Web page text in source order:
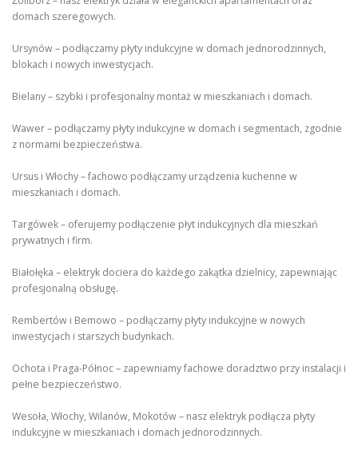
domach szeregowych.
Ursynów – podłączamy płyty indukcyjne w domach jednorodzinnych,
blokach i nowych inwestycjach.
Bielany – szybki i profesjonalny montaż w mieszkaniach i domach.
Wawer – podłączamy płyty indukcyjne w domach i segmentach, zgodnie
z normami bezpieczeństwa.
Ursus i Włochy – fachowo podłączamy urządzenia kuchenne w
mieszkaniach i domach.
Targówek – oferujemy podłączenie płyt indukcyjnych dla mieszkań
prywatnych i firm.
Białołęka – elektryk dociera do każdego zakątka dzielnicy, zapewniając
profesjonalną obsługę.
Rembertów i Bemowo – podłączamy płyty indukcyjne w nowych
inwestycjach i starszych budynkach.
Ochota i Praga-Północ – zapewniamy fachowe doradztwo przy instalacji i
pełne bezpieczeństwo.
Wesoła, Włochy, Wilanów, Mokotów – nasz elektryk podłącza płyty
indukcyjne w mieszkaniach i domach jednorodzinnych.